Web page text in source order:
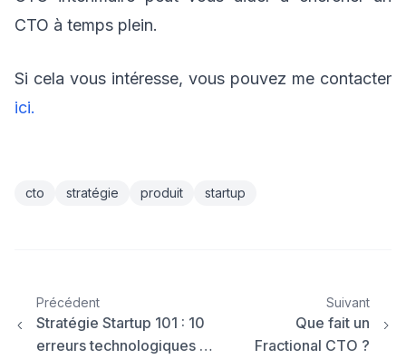
CTO à temps plein.
Si cela vous intéresse, vous pouvez me contacter
ici.
cto stratégie produit startup
Précédent
Stratégie Startup 101 : 10
erreurs technologiques …
Suivant
Que fait un
Fractional CTO ?